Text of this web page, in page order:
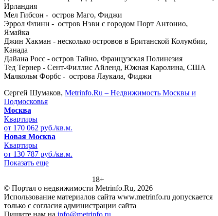
Ирландия
Мел Гибсон - остров Maго, Фиджи
Эррол Флинн - остров Нэви с городом Порт Антонио,
Ямайка
Джин Хакман - несколько островов в Британской Колумбии,
Канада
Дайана Росс - остров Тайно, Французская Полинезия
Тед Тернер - Сент-Филлис Айленд, Южная Каролина, США
Малкольм Форбс - острова Лаукала, Фиджи
Сергей Шумаков, Metrinfo.Ru – Недвижимость Москвы и
Подмосковья
Москва
Квартиры
от 170 062 руб./кв.м.
Новая Москва
Квартиры
от 130 787 руб./кв.м.
Показать еще
18+
© Портал о недвижимости Metrinfo.Ru, 2026
Использование материалов сайта www.metrinfo.ru допускается
только с согласия администрации сайта
Пишите нам на info@metrinfo.ru